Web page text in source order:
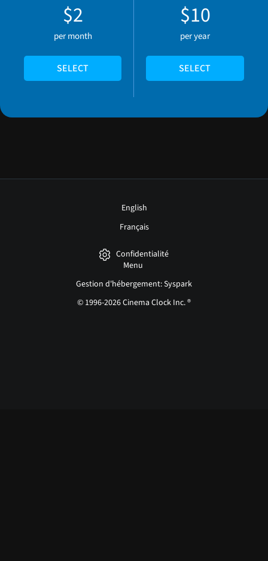
$2
per month
SELECT
$10
per year
SELECT
English
Français
Confidentialité
Menu
Gestion d'hébergement: Syspark
© 1996-2026 Cinema Clock Inc. ®